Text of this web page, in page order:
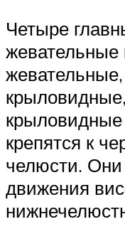
Четыре
крепятся к
челюсти. Они
движения